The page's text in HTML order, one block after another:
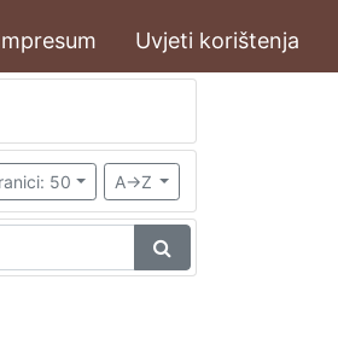
Uvjeti korištenja
50 A->Z